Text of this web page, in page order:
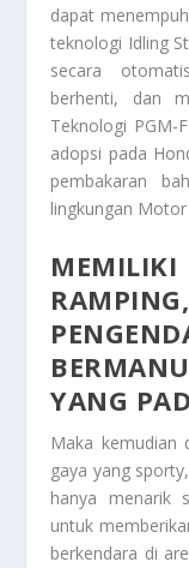
dapat
teknologi Idling
secara
berhenti, dan
Teknologi PGM-
adopsi pada
pembakaran
lingkungan
YANG
Maka kemudian
gaya yang
hanya menarik
untuk
berkendara di